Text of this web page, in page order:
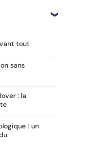
tout
sans
: la
: un